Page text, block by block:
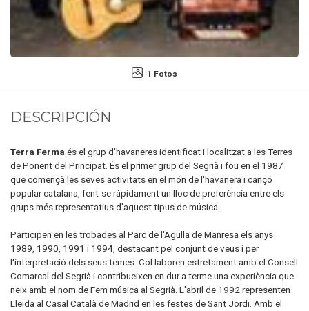
1 Fotos
DESCRIPCIÓN
Terra Ferma és el grup d'havaneres identificat i localitzat a les Terres
de Ponent del Principat. És el primer grup del Segrià i fou en el 1987
que començà les seves activitats en el món de l'havanera i cançó
popular catalana, fent-se ràpidament un lloc de preferència entre els
grups més representatius d'aquest tipus de música.
Participen en les trobades al Parc de l'Agulla de Manresa els anys
1989, 1990, 1991 i 1994, destacant pel conjunt de veus i per
l'interpretació dels seus temes. Col.laboren estretament amb el Consell
Comarcal del Segrià i contribueixen en dur a terme una experiència que
neix amb el nom de Fem música al Segrià. L'abril de 1992 representen
Lleida al Casal Català de Madrid en les festes de Sant Jordi. Amb el